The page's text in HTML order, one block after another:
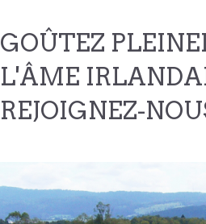
GOÛTEZ
L'ÂME
REJOIGNEZ-